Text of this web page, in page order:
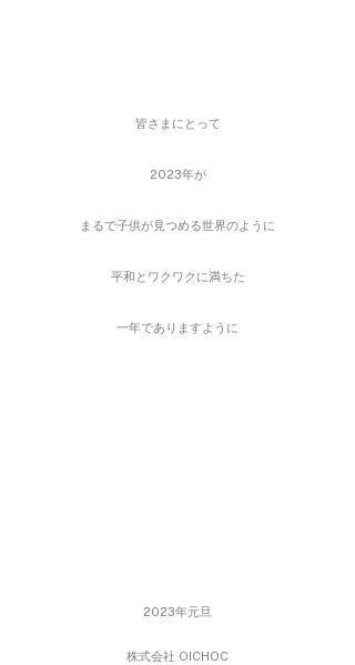
皆さまにとって
2023年が
まるで子供が見つめる世界のように
平和とワクワクに満ちた
一年でありますように
2023年元旦
株式会社 OICHOC